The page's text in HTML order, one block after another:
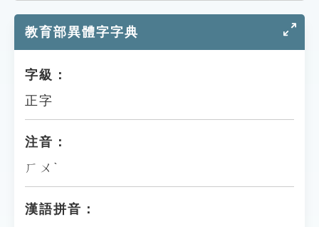
貓頭鷹博士
教育部異體字字典
字級：
正字
注音：
ㄏㄨˋ
漢語拼音：